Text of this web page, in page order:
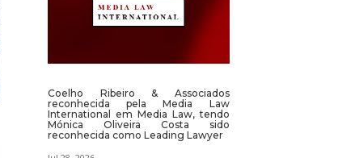
Coelho Ribeiro & Associados
reconhecida pela Media Law
International em Media Law, tendo
Mónica Oliveira Costa sido
reconhecida como Leading Lawyer